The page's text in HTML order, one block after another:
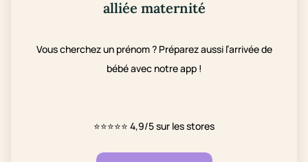
alliée maternité
Vous cherchez un prénom ? Préparez aussi l’arrivée de
bébé avec notre app !
⭐⭐⭐⭐⭐ 4,9/5 sur les stores